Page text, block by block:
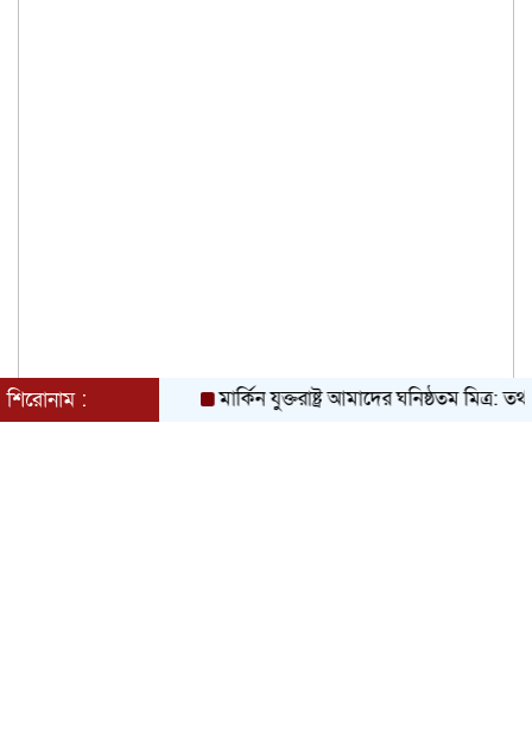
শিরোনাম : মার্কিন যুক্তরাষ্ট্র আমাদের ঘনিষ্ঠতম মিত্র: তথ্যমন্ত্রী